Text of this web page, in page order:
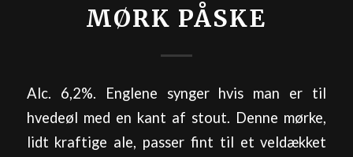
MØRK PÅSKE
Alc. 6,2%. Englene synger hvis man er til
hvedeøl med en kant af stout. Denne mørke,
lidt kraftige ale, passer fint til et veldækket